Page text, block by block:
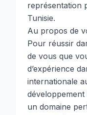
représentation
Tunisie.
Au propos de
Pour réussir
de vous que
d’expérience
internationale
un domaine